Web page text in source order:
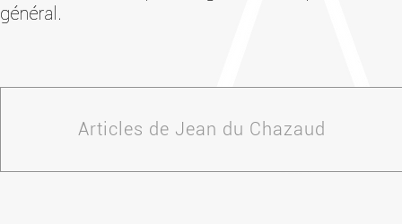
général.
Articles de Jean du Chazaud
général.